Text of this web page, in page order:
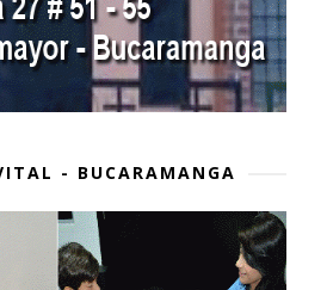
- BUCARAMANGA